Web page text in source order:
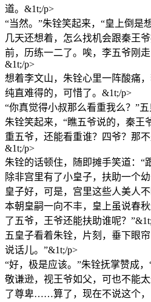
道。&1t;/p>
“当然。”朱铨笑起来，“皇上倒是
几天还想着，怎么找机会跟秦王
前，历练一二了。唉，李五爷刚
&1t;/p>
想着李文山，朱铨心里一阵酸痛
纯直难得的，可惜了。&1t;/p>
“你真觉得小叔那么看重我么？”
朱铨笑起来，“瞧五爷说的，秦王
重五爷，还能看重谁？四爷？那
&1t;/p>
朱铨的话顿住，随即摊手笑道：“
除非宫里有了小皇子，扶助一个
皇子好，可是，宫里这些人美人
本朝皇嗣一向不丰，皇上虽说春
了五爷，王爷还能扶助谁呢？
五皇子看着朱铨，片刻，垂下眼
说话儿。”&1t;/p>
“好，极是应该。”朱铨抚掌赞成
敬谦逊，视王爷如父，可也不能
了尊卑……算了，现在不说这个